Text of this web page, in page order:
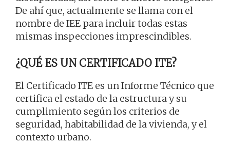
De ahí que, actualmente se llama con el
nombre de IEE para incluir todas estas
mismas inspecciones imprescindibles.
¿QUÉ ES UN CERTIFICADO ITE?
El Certificado ITE es un Informe Técnico que
certifica el estado de la estructura y su
cumplimiento según los criterios de
seguridad, habitabilidad de la vivienda, y el
contexto urbano.